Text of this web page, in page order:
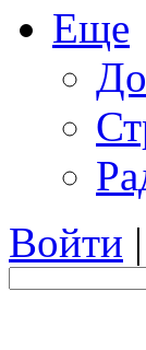
Еще
Войти |